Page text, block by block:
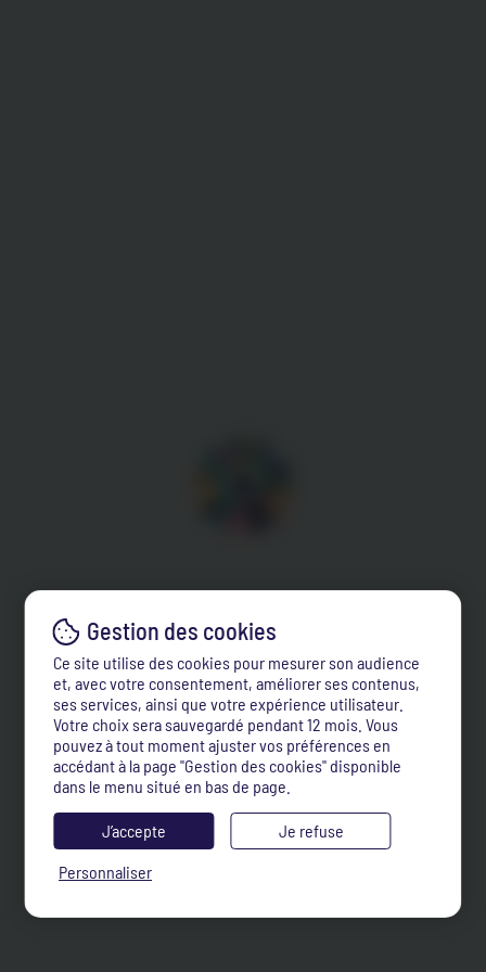
Ce site utilise des cookies pour mesurer son audience
et, avec votre consentement, améliorer ses contenus,
ses services, ainsi que votre expérience utilisateur.
Votre choix sera sauvegardé pendant 12 mois. Vous
pouvez à tout moment ajuster vos préférences en
accédant à la page "Gestion des cookies" disponible
dans le menu situé en bas de page.
J’accepte
Je refuse
Personnaliser